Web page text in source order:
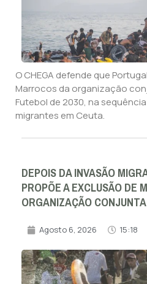
O CHEGA defende que
Marrocos da organização
Futebol de 2030, na
migrantes em Ceuta.
DEPOIS DA INVASÃO
PROPÕE A EXCLUSÃO DE
ORGANIZAÇÃO
Agosto 6, 2026 15:18